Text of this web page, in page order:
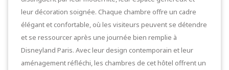
leur décoration soignée. Chaque chambre offre un cadre
élégant et confortable, où les visiteurs peuvent se détendre
et se ressourcer après une journée bien remplie à
Disneyland Paris. Avec leur design contemporain et leur
aménagement réfléchi, les chambres de cet hôtel offrent un